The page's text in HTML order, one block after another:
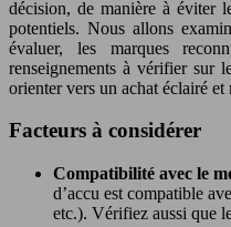
décision, de manière à éviter
potentiels. Nous allons
évaluer, les marques
renseignements à vérifier sur
orienter vers un achat éclairé et
Facteurs à considérer
Compatibilité avec le
d’accu est compatible
etc.). Vérifiez aussi que